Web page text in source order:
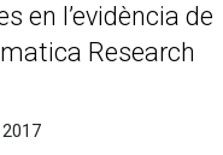
en l’evidència de
Research